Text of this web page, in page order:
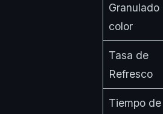
Granulado
color
Tasa de
Refresco
Tiempo de